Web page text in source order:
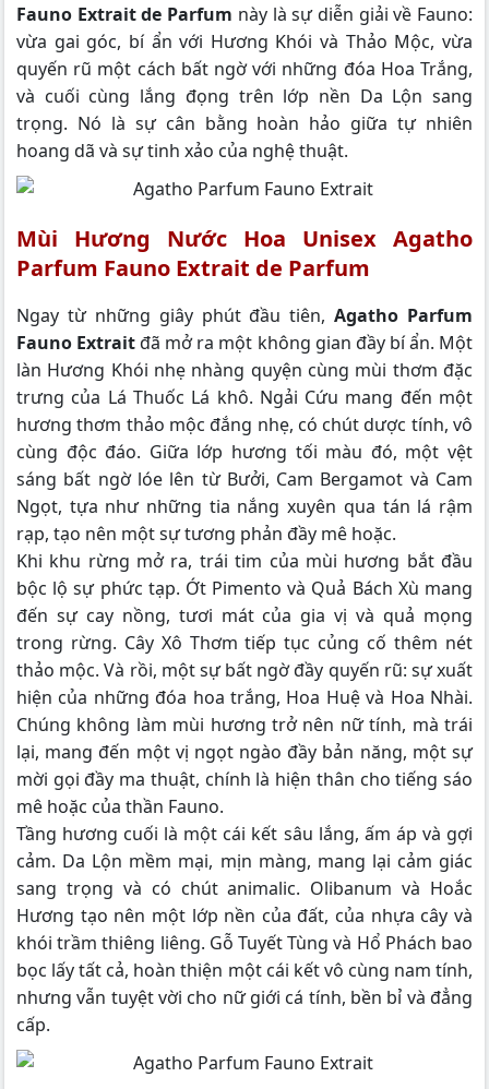
Fauno Extrait de Parfum này là sự diễn giải về Fauno:
vừa gai góc, bí ẩn với Hương Khói và Thảo Mộc, vừa
quyến rũ một cách bất ngờ với những đóa Hoa Trắng,
và cuối cùng lắng đọng trên lớp nền Da Lộn sang
trọng. Nó là sự cân bằng hoàn hảo giữa tự nhiên
hoang dã và sự tinh xảo của nghệ thuật.
Mùi Hương Nước Hoa Unisex Agatho
Parfum Fauno Extrait de Parfum
Ngay từ những giây phút đầu tiên,Agatho Parfum
Fauno Extraitđã mở ra một không gian đầy bí ẩn. Một
làn Hương Khói nhẹ nhàng quyện cùng mùi thơm đặc
trưng của Lá Thuốc Lá khô. Ngải Cứu mang đến một
hương thơm thảo mộc đắng nhẹ, có chút dược tính, vô
cùng độc đáo. Giữa lớp hương tối màu đó, một vệt
sáng bất ngờ lóe lên từ Bưởi, Cam Bergamot và Cam
Ngọt, tựa như những tia nắng xuyên qua tán lá rậm
rạp, tạo nên một sự tương phản đầy mê hoặc.
Khi khu rừng mở ra, trái tim của mùi hương bắt đầu
bộc lộ sự phức tạp. Ớt Pimento và Quả Bách Xù mang
đến sự cay nồng, tươi mát của gia vị và quả mọng
trong rừng. Cây Xô Thơm tiếp tục củng cố thêm nét
thảo mộc. Và rồi, một sự bất ngờ đầy quyến rũ: sự xuất
hiện của những đóa hoa trắng, Hoa Huệ và Hoa Nhài.
Chúng không làm mùi hương trở nên nữ tính, mà trái
lại, mang đến một vị ngọt ngào đầy bản năng, một sự
mời gọi đầy ma thuật, chính là hiện thân cho tiếng sáo
mê hoặc của thần Fauno.
Tầng hương cuối là một cái kết sâu lắng, ấm áp và gợi
cảm. Da Lộn mềm mại, mịn màng, mang lại cảm giác
sang trọng và có chút animalic. Olibanum và Hoắc
Hương tạo nên một lớp nền của đất, của nhựa cây và
khói trầm thiêng liêng. Gỗ Tuyết Tùng và Hổ Phách bao
bọc lấy tất cả, hoàn thiện một cái kết vô cùng nam tính,
nhưng vẫn tuyệt vời cho nữ giới cá tính, bền bỉ và đẳng
cấp.